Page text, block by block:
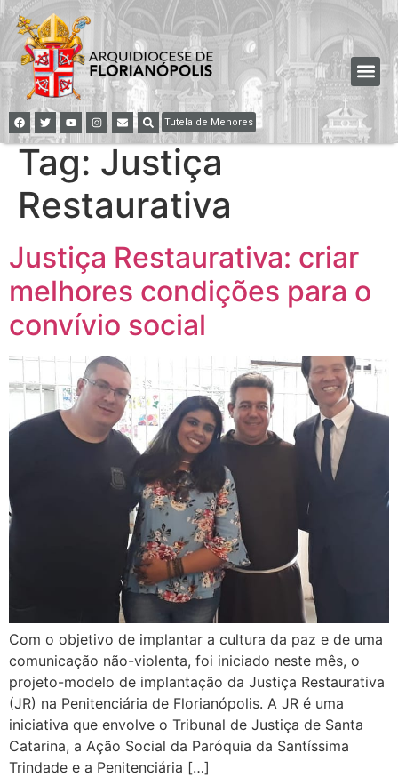
Tutela de Menores
Tag: Justiça
Restaurativa
Justiça Restaurativa: criar
melhores condições para o
convívio social
Com o objetivo de implantar a cultura da paz e de uma
comunicação não-violenta, foi iniciado neste mês, o
projeto-modelo de implantação da Justiça Restaurativa
(JR) na Penitenciária de Florianópolis. A JR é uma
iniciativa que envolve o Tribunal de Justiça de Santa
Catarina, a Ação Social da Paróquia da Santíssima
Trindade e a Penitenciária […]